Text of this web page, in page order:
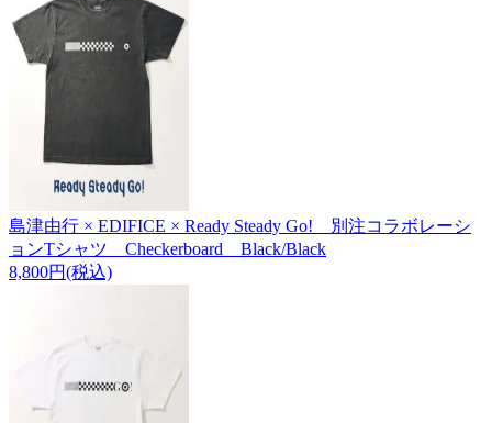
島津由行 × EDIFICE × Ready Steady Go! 別注コラボレーシ
ョンTシャツ Checkerboard Black/Black
8,800円(税込)